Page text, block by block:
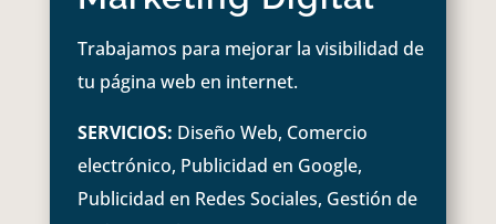
Trabajamos para mejorar la visibilidad de
tu página web en internet.
SERVICIOS: Diseño Web, Comercio
electrónico, Publicidad en Google,
Publicidad en Redes Sociales, Gestión de